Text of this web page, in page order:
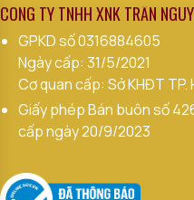
CÔNG TY TNHH XNK TRẦN
GPKD số0316884605
Ngày cấp: 31/5/2021
Cơ quan cấp: Sở KHĐT TP.
Giấy phép Bán buôn số
cấp ngày 20/9/2023